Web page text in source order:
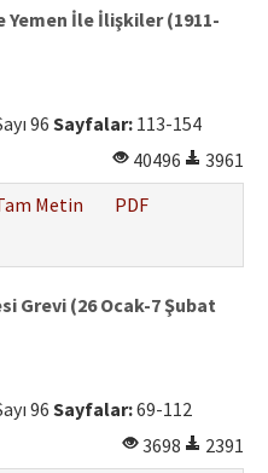
Yemen İle İlişkiler (1911-
96 Sayfalar: 113-154
40496
3961
Metin
PDF
Grevi (26 Ocak-7 Şubat
96 Sayfalar:69-112
3698
2391